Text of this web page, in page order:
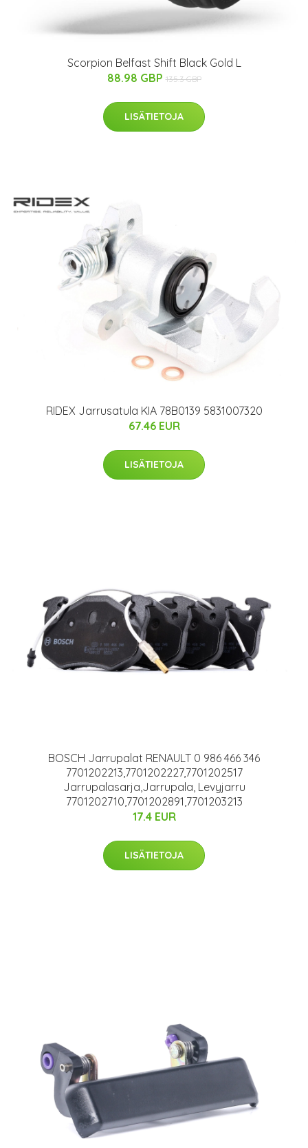
Scorpion Belfast Shift Black Gold L
88.98 GBP 135.3 GBP
LISÄTIETOJA
RIDEX Jarrusatula KIA 78B0139 5831007320
67.46 EUR
LISÄTIETOJA
BOSCH Jarrupalat RENAULT 0 986 466 346
7701202213,7701202227,7701202517
Jarrupalasarja,Jarrupala, Levyjarru
7701202710,7701202891,7701203213
17.4 EUR
LISÄTIETOJA